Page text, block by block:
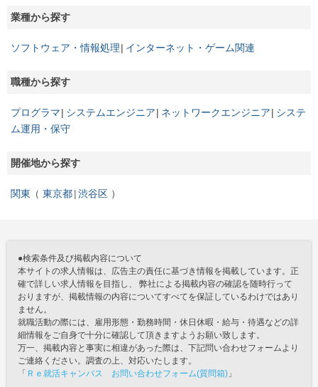
業種から探す
ソフトウェア・情報処理 インターネット・ゲーム関連
職種から探す
プログラマ システムエンジニア ネットワークエンジニア
システ
ム運用・保守
開催地から探す
関東 東京都 渋谷区
●検索条件及び掲載内容について
本サイトの求人情報は、広告主の責任に基づき情報を掲載しています。正
確で詳しい求人情報を目指し、 弊社による掲載内容の確認を随時行って
おりますが、掲載情報の内容についてすべてを保証しているわけではあり
ません。
就職活動の際には、雇用形態・勤務時間・休日休暇・給与・待遇などの詳
細情報をご自身で十分に確認して頂きますようお願い致します。
万一、掲載内容と事実に相違があった際は、下記問い合わせフォームより
ご連絡ください。調査の上、対応いたします。
「 Ｒｅ就活キャンパス お問い合わせフォーム(質問箱) 」